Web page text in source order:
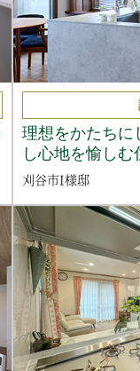
理想をかたちに
し心地を愉しむ
刈谷市I様邸